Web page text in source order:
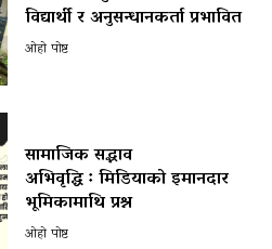
विद्यार्थी र अनुसन्धानकर्ता प्रभावित
ओहो पोष्ट
सामाजिक सद्भाव
अभिवृद्धि ः मिडियाको इमानदार
भूमिकामाथि प्रश्न
ओहो पोष्ट